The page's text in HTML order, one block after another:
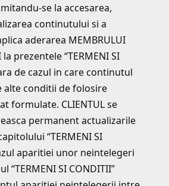
se la accesarea,
continutului si a
aderarea MEMBRULUI
la prezentele “TERMENI SI
de cazul in care continutul
alte conditii de folosire
formulate. CLIENTUL se
permanent actualizarile
“TERMENI SI
aparitiei unor neintelegeri
“TERMENI SI CONDITII”